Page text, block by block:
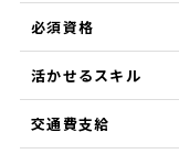
必須資格
活かせるスキル
交通費支給